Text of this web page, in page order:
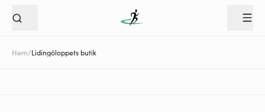
Hem/Lidingöloppets butik